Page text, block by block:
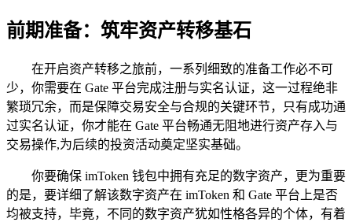
前期准备：筑牢资产转移基石
在开启资产转移之旅前，一系列细致的准备工作必不可
少，你需要在 Gate 平台完成注册与实名认证，这一过程绝非
繁琐冗余，而是保障交易安全与合规的关键环节，只有成功通
过实名认证，你才能在 Gate 平台畅通无阻地进行资产存入与
交易操作,为后续的投资活动奠定坚实基础。
你要确保 imToken 钱包中拥有充足的数字资产，更为重要
的是，要详细了解该数字资产在 imToken 和 Gate 平台上是否
均被支持，毕竟，不同的数字资产犹如性格各异的个体，有着